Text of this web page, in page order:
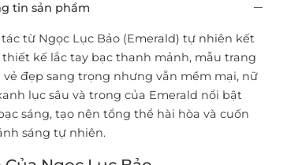
tin sản phẩm
từ Ngọc Lục Bảo (Emerald) tự nhiên kết
kế lắc tay bạc thanh mảnh, mẫu trang
vẻ đẹp sang trọng nhưng vẫn mềm mại, nữ
lục sâu và trong của Emerald nổi bật
sáng, tạo nên tổng thể hài hòa và cuốn
sáng tự nhiên.